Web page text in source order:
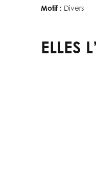
Motif : Divers
ELLES